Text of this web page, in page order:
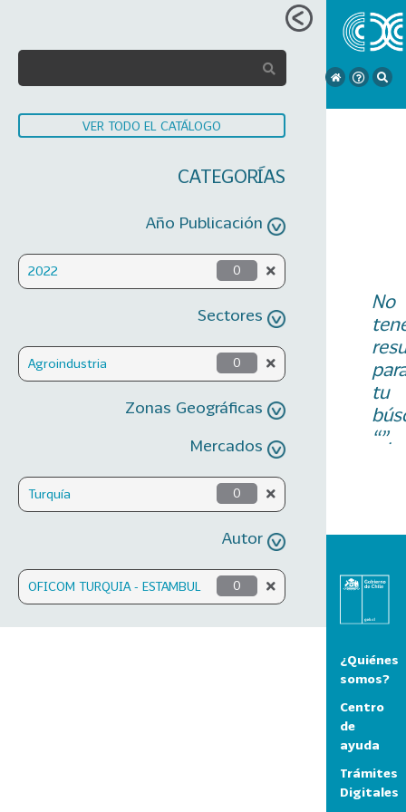
VER TODO EL CATÁLOGO
CATEGORÍAS
Año Publicación
2022 0
Sectores
Agroindustria 0
Zonas Geográficas
Mercados
Turquía 0
Autor
OFICOM TURQUIA - ESTAMBUL 0
No
tu
“”.
¿Quiénes
somos?
Centro
de
ayuda
Trámites
Digitales